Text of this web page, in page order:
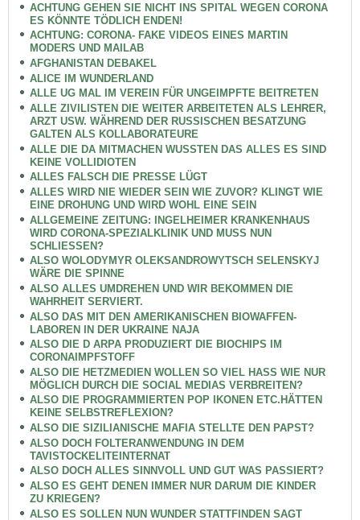
ACHTUNG GEHEN SIE NICHT INS SPITAL WEGEN CORONA
ES KÖNNTE TÖDLICH ENDEN!
ACHTUNG: CORONA- FAKE VIDEOS EINES MARTIN
MODERS UND MAILAB
AFGHANISTAN DEBAKEL
ALICE IM WUNDERLAND
ALLE UG MAL IM VEREIN FÜR UNGEIMPFTE BEITRETEN
ALLE ZIVILISTEN DIE WEITER ARBEITETEN ALS LEHRER,
ARZT USW. WÄHREND DER RUSSISCHEN BESATZUNG
GALTEN ALS KOLLABORATEURE
ALLE DIE DA MITMACHEN WUSSTEN DAS ALLES ES SIND
KEINE VOLLIDIOTEN
ALLES FALSCH DIE PRESSE LÜGT
ALLES WIRD NIE WIEDER SEIN WIE ZUVOR? KLINGT WIE
EINE DROHUNG UND WIRD WOHL EINE SEIN
ALLGEMEINE ZEITUNG: INGELHEIMER KRANKENHAUS
WIRD CORONA-SPEZIALKLINIK UND MUSS NUN
SCHLIESSEN?
ALSO WOLODYMYR OLEKSANDROWYTSCH SELENSKYJ
WÄRE DIE SPINNE
ALSO ALLES UMDREHEN UND WIR BEKOMMEN DIE
WAHRHEIT SERVIERT.
ALSO DAS MIT DEN AMERIKANISCHEN BIOWAFFEN-
LABOREN IN DER UKRAINE NAJA
ALSO DIE D ARPA PRODUZIERT DIE BIOCHIPS IM
CORONAIMPFSTOFF
ALSO DIE HETZMEDIEN WOLLEN SO VIEL HASS WIE NUR
MÖGLICH DURCH DIE SOCIAL MEDIAS VERBREITEN?
ALSO DIE PROGRAMMIERTEN POP IKONEN ETC.HÄTTEN
KEINE SELBSTREFLEXION?
ALSO DIE SIZILIANISCHE MAFIA STELLTE DEN PAPST?
ALSO DOCH FOLTERANWENDUNG IN DEM
TAVISTOCKELITEINTERNAT
ALSO DOCH ALLES SINNVOLL UND GUT WAS PASSIERT?
ALSO ES GEHT DENEN IMMER NUR DARUM DIE KINDER
ZU KRIEGEN?
ALSO ES SOLLEN NUN WUNDER STATTFINDEN SAGT